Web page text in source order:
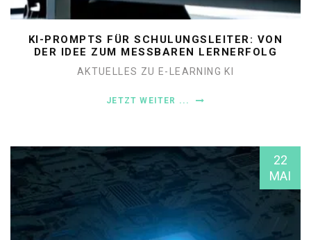
KI-PROMPTS FÜR SCHULUNGSLEITER: VON
DER IDEE ZUM MESSBAREN LERNERFOLG
AKTUELLES ZU E-LEARNING KI
JETZT WEITER ...
22
MAI